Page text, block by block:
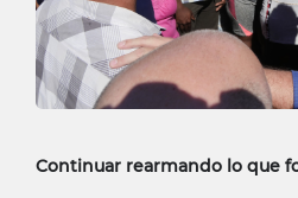
Continuar rearmando lo que